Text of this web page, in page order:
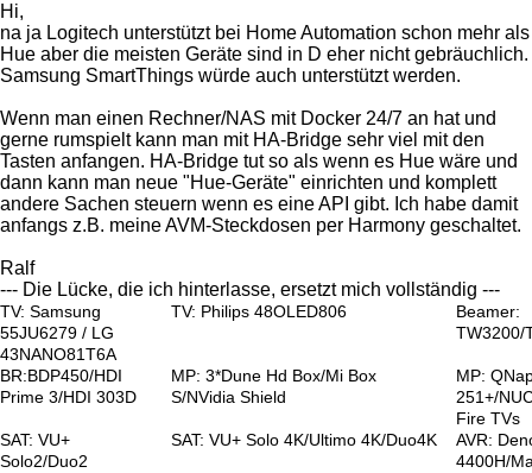
Hi,
na ja Logitech unterstützt bei Home Automation schon mehr als
Hue aber die meisten Geräte sind in D eher nicht gebräuchlich.
Samsung SmartThings würde auch unterstützt werden.
Wenn man einen Rechner/NAS mit Docker 24/7 an hat und
gerne rumspielt kann man mit HA-Bridge sehr viel mit den
Tasten anfangen. HA-Bridge tut so als wenn es Hue wäre und
dann kann man neue "Hue-Geräte" einrichten und komplett
andere Sachen steuern wenn es eine API gibt. Ich habe damit
anfangs z.B. meine AVM-Steckdosen per Harmony geschaltet.
Ralf
--- Die Lücke, die ich hinterlasse, ersetzt mich vollständig ---
TV: Samsung
55JU6279 / LG
43NANO81T6A
TV: Philips 48OLED806
Beamer:
TW3200/
BR:BDP450/HDI
Prime 3/HDI 303D
MP: 3*Dune Hd Box/Mi Box
S/NVidia Shield
MP:
251+/
Fire TVs
SAT: VU+
Solo2/Duo2
SAT: VU+ Solo 4K/Ultimo 4K/Duo4K
AVR:
4400H/